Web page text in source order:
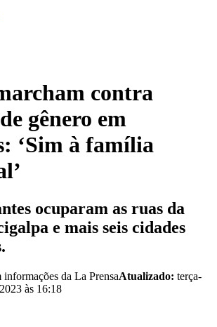
contra
gênero em
‘Sim à família
ocuparam as ruas da
e mais seis cidades
da La PrensaAtualizado: terça-
às 16:18